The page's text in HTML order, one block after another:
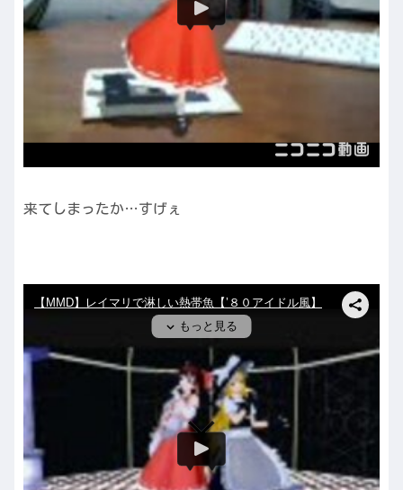
来てしまったか…すげぇ